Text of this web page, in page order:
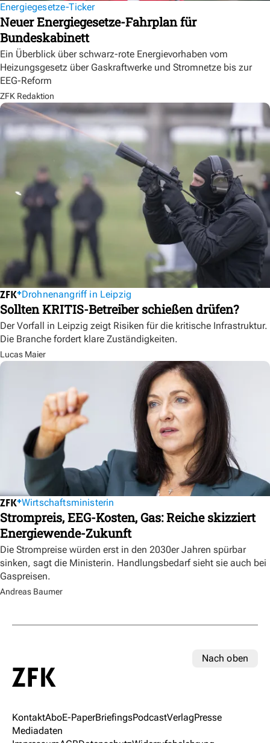
Energiegesetze-Ticker
Neuer Energiegesetze-Fahrplan für
Bundeskabinett
Ein Überblick über schwarz-rote Energievorhaben vom
Heizungsgesetz über Gaskraftwerke und Stromnetze bis zur
EEG-Reform
ZFK Redaktion
Drohnenangriff in Leipzig
Sollten KRITIS-Betreiber schießen drüfen?
Der Vorfall in Leipzig zeigt Risiken für die kritische Infrastruktur.
Die Branche fordert klare Zuständigkeiten.
Lucas Maier
Wirtschaftsministerin
Strompreis, EEG-Kosten, Gas: Reiche skizziert
Energiewende-Zukunft
Die Strompreise würden erst in den 2030er Jahren spürbar
sinken, sagt die Ministerin. Handlungsbedarf sieht sie auch bei
Gaspreisen.
Andreas Baumer
Nach oben
KontaktAboE-PaperBriefingsPodcastVerlagPresse
Mediadaten